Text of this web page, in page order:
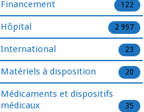
Financement 122
Hôpital 2 997
International 23
Matériels à disposition 20
Médicaments et dispositifs
médicaux
35